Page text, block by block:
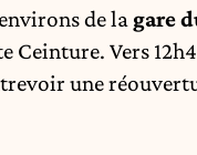
de la gare
Ceinture. Vers
une